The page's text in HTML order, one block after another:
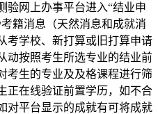
验网上办事平台进入“结业申
籍消息（天然消息和成就消
考学校、新打算或旧打算申请
动按照考生所选专业的结业前
考生的专业及及格课程进行筛
正在线验证前置学历，如不合
对平台显示的成就有可将成就